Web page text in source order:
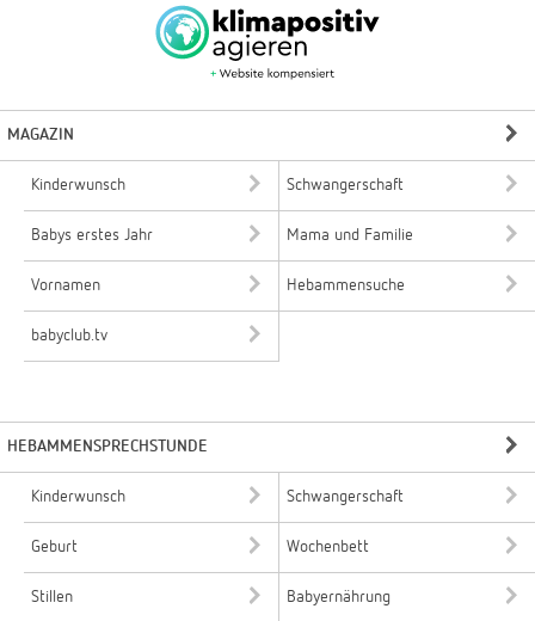
MAGAZIN
Kinderwunsch Schwangerschaft
Babys erstes Jahr Mama und Familie
Vornamen Hebammensuche
babyclub.tv
HEBAMMENSPRECHSTUNDE
Kinderwunsch Schwangerschaft
Geburt Wochenbett
Stillen Babyernährung